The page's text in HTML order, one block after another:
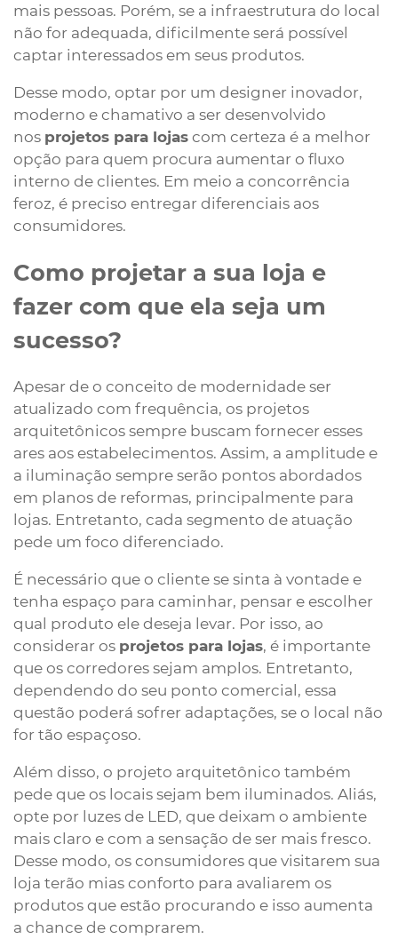
mais pessoas. Porém, se a infraestrutura do local
não for adequada, dificilmente será possível
captar interessados em seus produtos.
Desse modo, optar por um designer inovador,
moderno e chamativo a ser desenvolvido
nos projetos para lojas com certeza é a melhor
opção para quem procura aumentar o fluxo
interno de clientes. Em meio a concorrência
feroz, é preciso entregar diferenciais aos
consumidores.
Como projetar a sua loja e
fazer com que ela seja um
sucesso?
Apesar de o conceito de modernidade ser
atualizado com frequência, os projetos
arquitetônicos sempre buscam fornecer esses
ares aos estabelecimentos. Assim, a amplitude e
a iluminação sempre serão pontos abordados
em planos de reformas, principalmente para
lojas. Entretanto, cada segmento de atuação
pede um foco diferenciado.
É necessário que o cliente se sinta à vontade e
tenha espaço para caminhar, pensar e escolher
qual produto ele deseja levar. Por isso, ao
considerar os projetos para lojas, é importante
que os corredores sejam amplos. Entretanto,
dependendo do seu ponto comercial, essa
questão poderá sofrer adaptações, se o local não
for tão espaçoso.
Além disso, o projeto arquitetônico também
pede que os locais sejam bem iluminados. Aliás,
opte por luzes de LED, que deixam o ambiente
mais claro e com a sensação de ser mais fresco.
Desse modo, os consumidores que visitarem sua
loja terão mias conforto para avaliarem os
produtos que estão procurando e isso aumenta
a chance de comprarem.